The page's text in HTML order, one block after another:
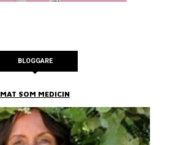
BLOGGARE
MAT SOM MEDICIN